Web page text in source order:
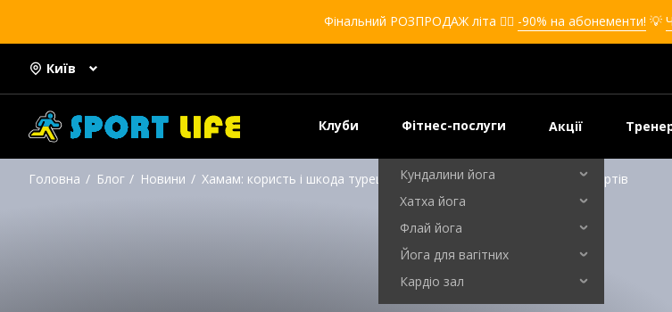
Фінальний РОЗПРОДАЖ літа ❤️‍🔥 -90% на абонементи! 💡
Київ
Клуби Фітнес-послуги
Кікбоксинг для дівчат
Кікбоксинг для дітей
Самооборона для дівчат
Самооборона для дітей
Кундалини йога
Хатха йога
Флай йога
Йога для вагітних
Кардіо зал
Акції
Головна Блог Новини Хамам: користь і шкода турецької лазні — розбір від фітнес-експертів